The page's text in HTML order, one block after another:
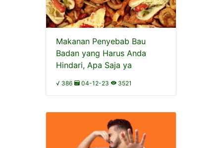
Makanan Penyebab Bau
Badan yang Harus Anda
Hindari, Apa Saja ya
√ 386 04-12-23 3521